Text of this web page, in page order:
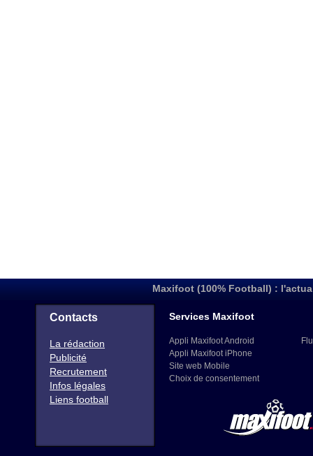
Maxifoot (100% Football) :
Contacts
La rédaction
Publicité
Recrutement
Infos légales
Liens football
Services Maxifoot
Appli Maxifoot Android
Appli Maxifoot iPhone
Site web Mobile
Choix de consentement